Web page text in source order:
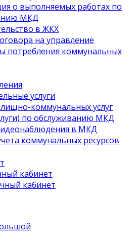
о выполняемых работах по
МКД
в ЖКХ
на управление
потребления коммунальных
услуги
коммунальных услуг
по обслуживанию МКД
в МКД
коммунальных ресурсов
кабинет
кабинет